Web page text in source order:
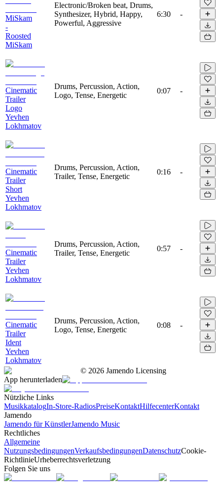
MiSkam
-
Roosted
MiSkam
Electronic/Broken beat, Drums,
Synthesizer, Hybrid, Happy,
Powerful, Aggressive
6:30 -
Cinematic
Trailer
Logo
Yevhen
Lokhmatov
Drums, Percussion, Action,
Logo, Tense, Energetic
0:07 -
Cinematic
Trailer
Short
Yevhen
Lokhmatov
Drums, Percussion, Action,
Trailer, Tense, Energetic
0:16 -
Cinematic
Trailer
Yevhen
Lokhmatov
Drums, Percussion, Action,
Trailer, Tense, Energetic
0:57 -
Cinematic
Trailer
Ident
Yevhen
Lokhmatov
Drums, Percussion, Action,
Logo, Tense, Energetic
0:08 -
© 2026 Jamendo Licensing
App herunterladen
Nützliche Links
MusikkatalogIn-Store-RadiosPreiseKontaktHilfecenterKontakt
Jamendo
Jamendo für KünstlerJamendo Music
Rechtliches
Allgemeine
NutzungsbedingungenVerkaufsbedingungenDatenschutzCookie-
RichtlinieUrheberrechtsverletzung
Folgen Sie uns